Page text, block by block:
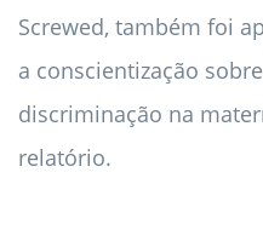
Screwed, também foi
a conscientização
discriminação na
relatório.